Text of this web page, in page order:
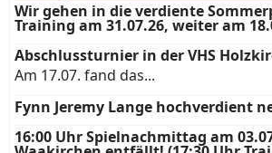
Wir gehen in die verdiente
Training am 31.07.26, weiter am
Abschlussturnier in der VHS
Am 17.07. fand das...
Fynn Jeremy Lange hochverdient
16:00 Uhr Spielnachmittag am